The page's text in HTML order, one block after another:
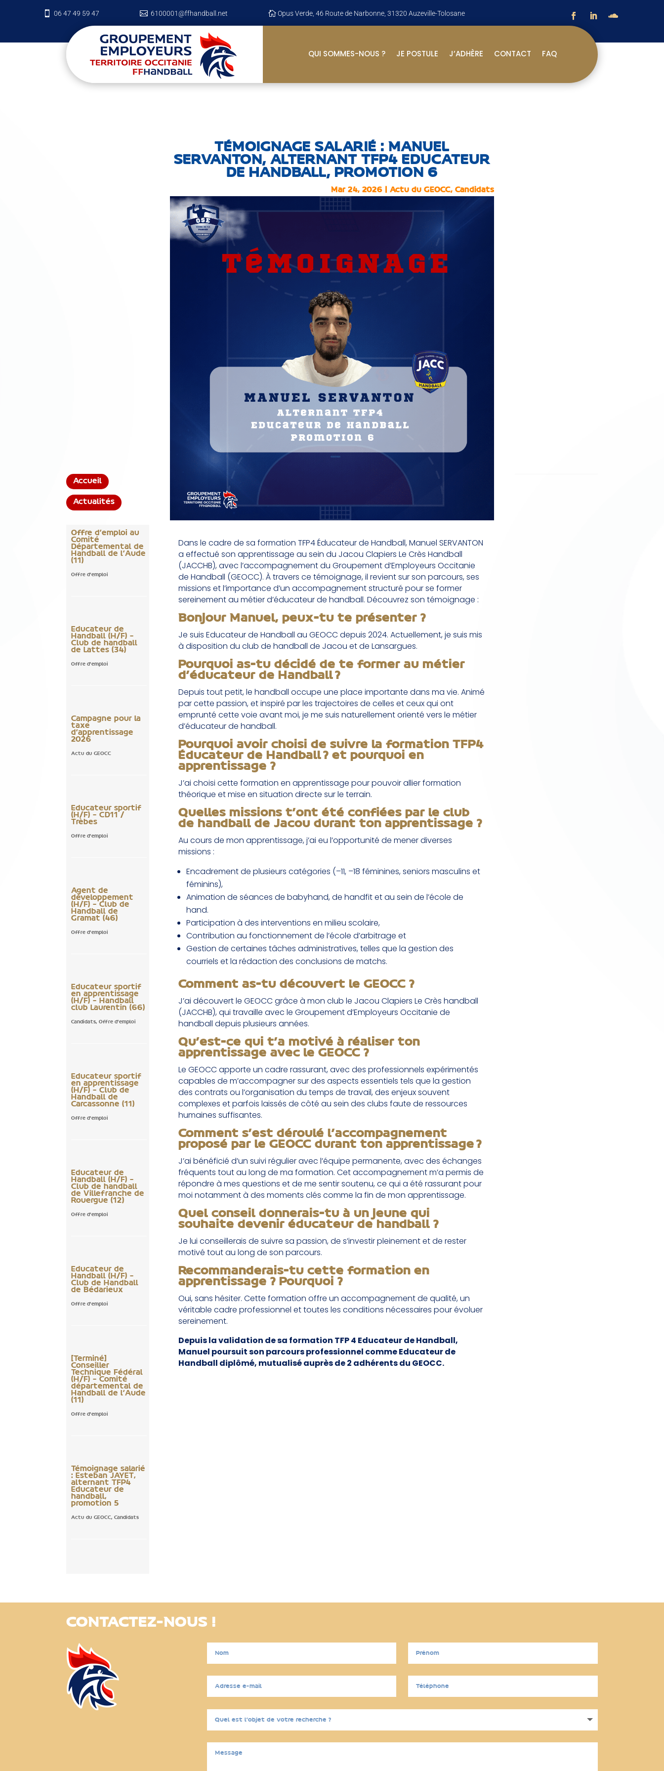
 06 47 49 59 47  6100001@ffhandball.net Opus Verde, 46 Route de Narbonne, 31320 Auzeville-Tolosane
QUI SOMMES-NOUS ? JE POSTULE J’ADHÈRE CONTACT FAQ
TÉMOIGNAGE SALARIÉ : MANUEL
SERVANTON, ALTERNANT TFP4 EDUCATEUR
DE HANDBALL, PROMOTION 6
Mar 24, 2026| Actu du GEOCC, Candidats
Accueil
Actualités
Offre d’emploi au
Comité
Départemental de
Handball de l’Aude
(11)
Offre d'emploi
Educateur de
Handball (H/F) –
Club de handball
de Lattes (34)
Offre d'emploi
Campagne pour la
taxe
d’apprentissage
2026
Actu du GEOCC
Educateur sportif
(H/F) – CD11 /
Trèbes
Offre d'emploi
Agent de
développement
(H/F) – Club de
Handball de
Gramat (46)
Offre d'emploi
Educateur sportif
en apprentissage
(H/F) – Handball
club Laurentin (66)
Candidats,Offre d'emploi
Educateur sportif
en apprentissage
(H/F) – Club de
Handball de
Carcassonne (11)
Offre d'emploi
Educateur de
Handball (H/F) –
Club de handball
de Villefranche de
Rouergue (12)
Offre d'emploi
Educateur de
Handball (H/F) –
Club de Handball
de Bédarieux
Offre d'emploi
[Terminé]
Conseiller
Technique Fédéral
(H/F) – Comité
départemental de
Handball de l’Aude
(11)
Offre d'emploi
Témoignage salarié
: Esteban JAYET,
alternant TFP4
Educateur de
handball,
promotion 5
Actu du GEOCC,Candidats
Dans le cadre de sa formation TFP4 Éducateur de Handball, Manuel SERVANTON
a effectué son apprentissage au sein du Jacou Clapiers Le Crès Handball
(JACCHB), avec l’accompagnement du Groupement d’Employeurs Occitanie
de Handball (GEOCC). À travers ce témoignage, il revient sur son parcours, ses
missions et l’importance d’un accompagnement structuré pour se former
sereinement au métier d’éducateur de handball. Découvrez son témoignage :
Bonjour Manuel, peux-tu te présenter ?
Je suis Educateur de Handball au GEOCC depuis 2024. Actuellement, je suis mis
à disposition du club de handball de Jacou et de Lansargues.
Pourquoi as-tu décidé de te former au métier
d’éducateur de Handball ?
Depuis tout petit, le handball occupe une place importante dans ma vie. Animé
par cette passion, et inspiré par les trajectoires de celles et ceux qui ont
emprunté cette voie avant moi, je me suis naturellement orienté vers le métier
d’éducateur de handball.
Pourquoi avoir choisi de suivre la formation TFP4
Éducateur de Handball ? et pourquoi en
apprentissage ?
J’ai choisi cette formation en apprentissage pour pouvoir allier formation
théorique et mise en situation directe sur le terrain.
Quelles missions t’ont été confiées par le club
de handball de Jacou durant ton apprentissage ?
Au cours de mon apprentissage, j’ai eu l’opportunité de mener diverses
missions :
Encadrement de plusieurs catégories (–11, –18 féminines, seniors masculins et
féminins),
Animation de séances de babyhand, de handfit et au sein de l’école de
hand.
Participation à des interventions en milieu scolaire,
Contribution au fonctionnement de l’école d’arbitrage et
Gestion de certaines tâches administratives, telles que la gestion des
courriels et la rédaction des conclusions de matchs.
Comment as-tu découvert le GEOCC ?
J’ai découvert le GEOCC grâce à mon club le Jacou Clapiers Le Crès handball
(JACCHB), qui travaille avec le Groupement d’Employeurs Occitanie de
handball depuis plusieurs années.
Qu’est-ce qui t’a motivé à réaliser ton
apprentissage avec le GEOCC ?
Le GEOCC apporte un cadre rassurant, avec des professionnels expérimentés
capables de m’accompagner sur des aspects essentiels tels que la gestion
des contrats ou l’organisation du temps de travail, des enjeux souvent
complexes et parfois laissés de côté au sein des clubs faute de ressources
humaines suffisantes.
Comment s’est déroulé l’accompagnement
proposé par le GEOCC durant ton apprentissage ?
J’ai bénéficié d’un suivi régulier avec l’équipe permanente, avec des échanges
fréquents tout au long de ma formation. Cet accompagnement m’a permis de
répondre à mes questions et de me sentir soutenu, ce qui a été rassurant pour
moi notamment à des moments clés comme la fin de mon apprentissage.
Quel conseil donnerais-tu à un jeune qui
souhaite devenir éducateur de handball ?
Je lui conseillerais de suivre sa passion, de s’investir pleinement et de rester
motivé tout au long de son parcours.
Recommanderais-tu cette formation en
apprentissage ? Pourquoi ?
Oui, sans hésiter. Cette formation offre un accompagnement de qualité, un
véritable cadre professionnel et toutes les conditions nécessaires pour évoluer
sereinement.
Depuis la validation de sa formation TFP 4 Educateur de Handball,
Manuel poursuit son parcours professionnel comme Educateur de
Handball diplômé, mutualisé auprès de 2 adhérents du GEOCC.
CONTACTEZ-NOUS !